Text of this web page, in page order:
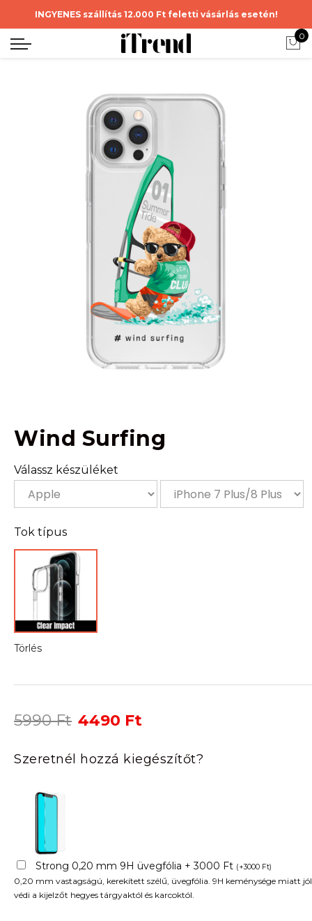
INGYENES szállítás 12.000 Ft feletti vásárlás esetén!
0
Wind Surfing
Válassz készüléket
Tok típus
Törlés
5990Ft Original
was:
5990 Ft.
4490 Ft
is:
4490 Ft.
Szeretnél hozzá kiegészítőt?
Strong 0,20 mm 9H üvegfólia + 3000 Ft (+3000 Ft)
0,20 mm vastagságú, kerekített szélű, üvegfólia. 9H keménysége miatt jól
védi a kijelzőt hegyes tárgyaktól és karcoktól.